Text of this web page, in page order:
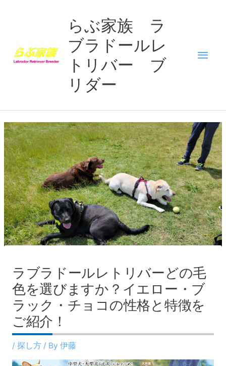
らぶ家族 ラ
ブラドールレ
トリバー ブ
リダー
ュ
ー
ラブラドールレトリバーどの毛
色を選びますか？イエロー・ブ
ラック・チョコの性格と特徴を
ご紹介！
/ 探し方/ By 伊藤